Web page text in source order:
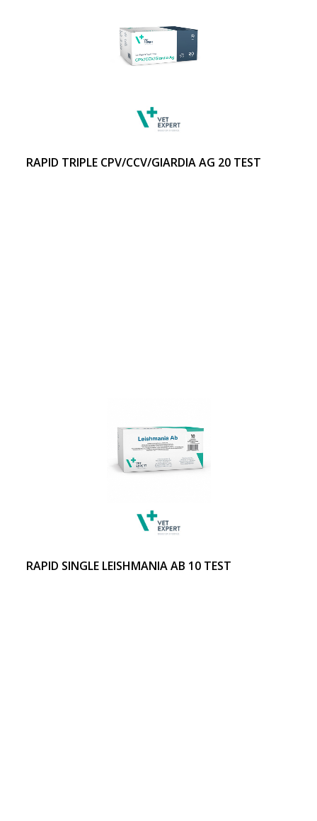
RAPID TRIPLE CPV/CCV/GIARDIA AG 20 TEST
RAPID SINGLE LEISHMANIA AB 10 TEST